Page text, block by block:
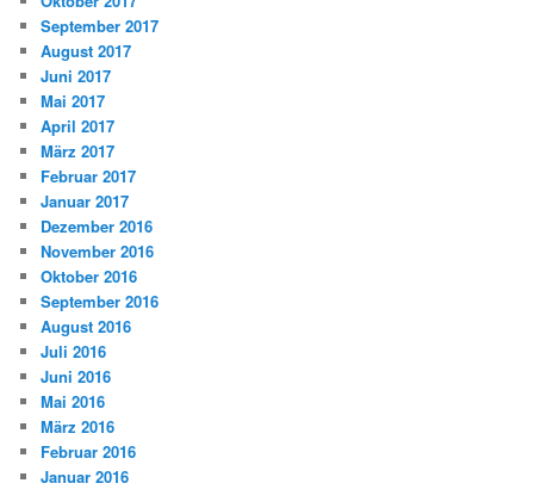
September 2017
August 2017
Juni 2017
Mai 2017
April 2017
März 2017
Februar 2017
Januar 2017
Dezember 2016
November 2016
Oktober 2016
September 2016
August 2016
Juli 2016
Juni 2016
Mai 2016
März 2016
Februar 2016
Januar 2016